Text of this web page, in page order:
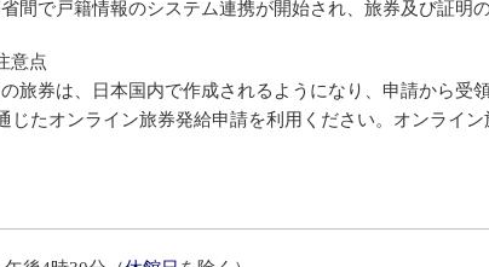
間で戸籍情報のシステム連携が開始され、旅券及び証明
意点
旅券は、日本国内で作成されるようになり、申請から受
じたオンライン旅券発給申請を利用ください。オンライ